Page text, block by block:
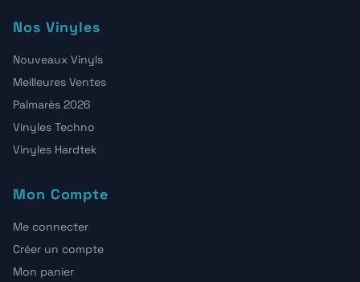
Nos Vinyles
Nouveaux Vinyls
Meilleures Ventes
Palmarès 2026
Vinyles Techno
Vinyles Hardtek
Mon Compte
Me connecter
Créer un compte
Mon panier